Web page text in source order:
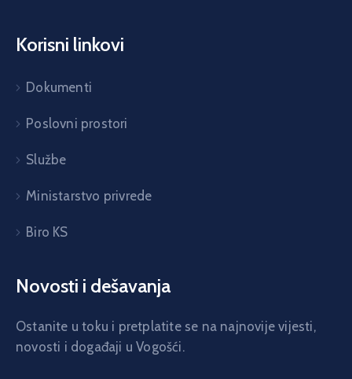
Korisni linkovi
Dokumenti
Poslovni prostori
Službe
Ministarstvo privrede
Biro KS
Novosti i dešavanja
Ostanite u toku i pretplatite se na najnovije vijesti,
novosti i događaji u Vogošći.